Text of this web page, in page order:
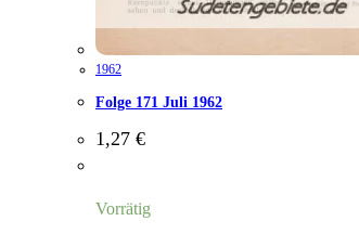
1962
Folge 171 Juli 1962
1,27 €
Vorrätig